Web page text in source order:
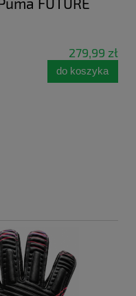
279,99 zł
do koszyka